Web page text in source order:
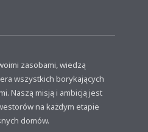
zasobami, wiedzą
wszystkich borykających
Naszą misją i ambicją jest
na każdym etapie
domów.